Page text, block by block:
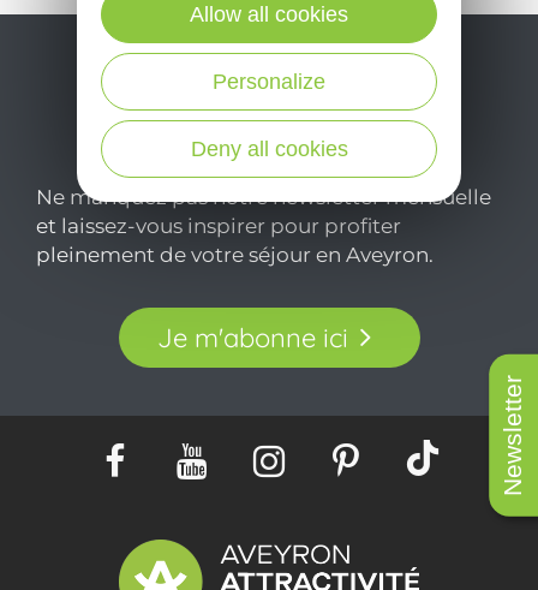
Newsletter
Ne manquez pas notre newsletter mensuelle
et laissez-vous inspirer pour profiter
pleinement de votre séjour en Aveyron.
Je m'abonne ici
Deny all cookies
Personalize
Allow all cookies